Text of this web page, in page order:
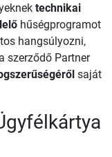
technikai
hűségprogramot
hangsúlyozni,
szerződő Partner
saját